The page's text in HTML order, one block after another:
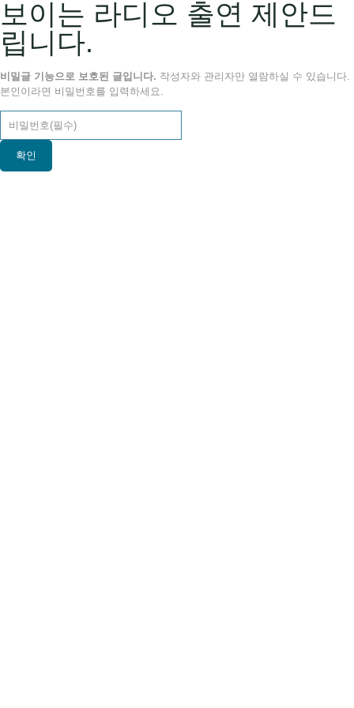
보이는 라디오 출연 제안드
립니다.
비밀글 기능으로 보호된 글입니다. 작성자와 관리자만 열람하실 수 있습니다.
본인이라면 비밀번호를 입력하세요.